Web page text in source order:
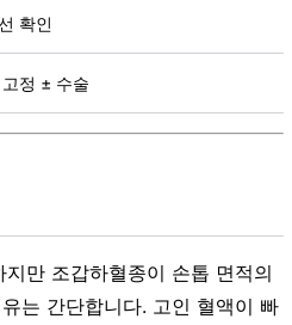
확인
정 ± 수술
만 조갑하혈종이 손톱 면적의
는 간단합니다. 고인 혈액이 빠